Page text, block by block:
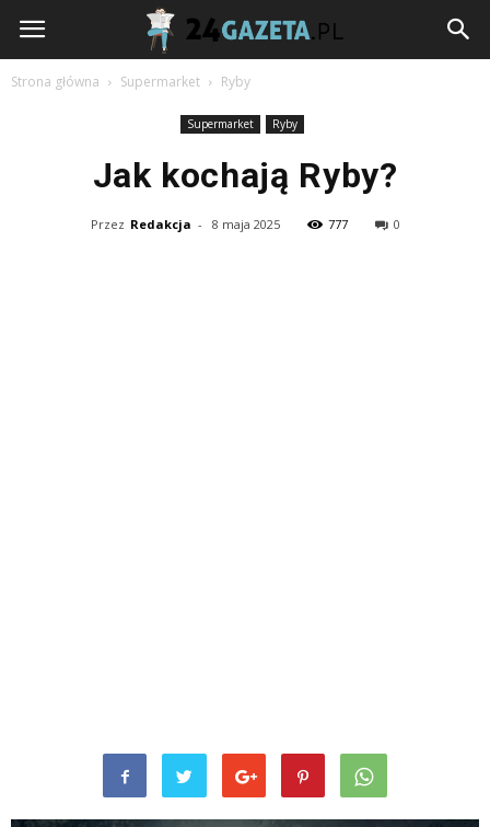
24gazeta.pl
Strona główna Supermarket Ryby
Supermarket Ryby
Jak kochają Ryby?
Przez Redakcja - 8 maja 2025 777 0